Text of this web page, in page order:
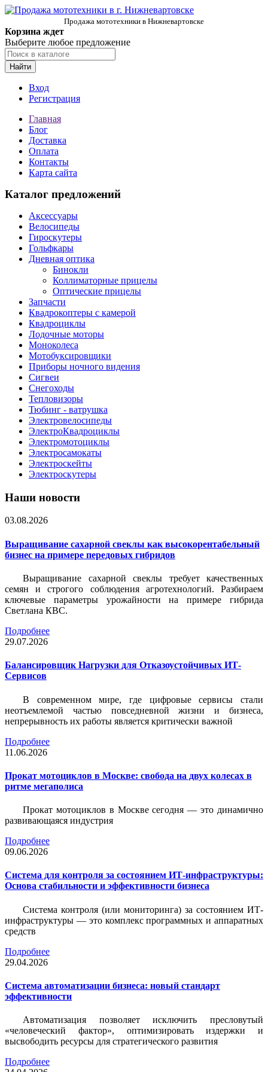
Продажа мототехники в Нижневартовске
Корзина ждет
Выберите любое предложение
Найти
Вход
Регистрация
Главная
Блог
Доставка
Оплата
Контакты
Карта сайта
Каталог предложений
Аксессуары
Велосипеды
Гироскутеры
Гольфкары
Дневная оптика
Бинокли
Коллиматорные прицелы
Оптические прицелы
Запчасти
Квадрокоптеры с камерой
Квадроциклы
Лодочные моторы
Моноколеса
Мотобуксировщики
Приборы ночного видения
Сигвеи
Снегоходы
Тепловизоры
Тюбинг - ватрушка
Электровелосипеды
ЭлектроКвадроциклы
Электромотоциклы
Электросамокаты
Электроскейты
Электроскутеры
Наши новости
03.08.2026
Выращивание сахарной свеклы как высокорентабельный
бизнес на примере передовых гибридов
Выращивание сахарной свеклы требует качественных
семян и строгого соблюдения агротехнологий. Разбираем
ключевые параметры урожайности на примере гибрида
Светлана КВС.
Подробнее
29.07.2026
Балансировщик Нагрузки для Отказоустойчивых ИТ-
Сервисов
В современном мире, где цифровые сервисы стали
неотъемлемой частью повседневной жизни и бизнеса,
непрерывность их работы является критически важной
Подробнее
11.06.2026
Прокат мотоциклов в Москве: свобода на двух колесах в
ритме мегаполиса
Прокат мотоциклов в Москве сегодня — это динамично
развивающаяся индустрия
Подробнее
09.06.2026
Система для контроля за состоянием ИТ-инфраструктуры:
Основа стабильности и эффективности бизнеса
Система контроля (или мониторинга) за состоянием ИТ-
инфраструктуры — это комплекс программных и аппаратных
средств
Подробнее
29.04.2026
Система автоматизации бизнеса: новый стандарт
эффективности
Автоматизация позволяет исключить пресловутый
«человеческий фактор», оптимизировать издержки и
высвободить ресурсы для стратегического развития
Подробнее